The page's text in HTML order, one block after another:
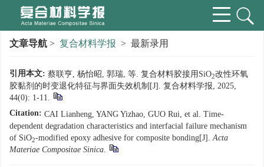
文章导航 > 复合材料学报 > 最新录用
引用本文: 蔡联亨, 杨怡昭, 郭瑞, 等. 复合材料胶接用SiO2改性环氧
胶黏剂的时变退化特征与界面失效机制[J]. 复合材料学报, 2025,
44(0): 1-11.
Citation: CAI Lianheng, YANG Yizhao, GUO Rui, et al. Time-
dependent degradation characteristics and interfacial failure mechanism
of SiO2-modified epoxy adhesive for composite bonding[J].Acta
Materiae Compositae Sinica.